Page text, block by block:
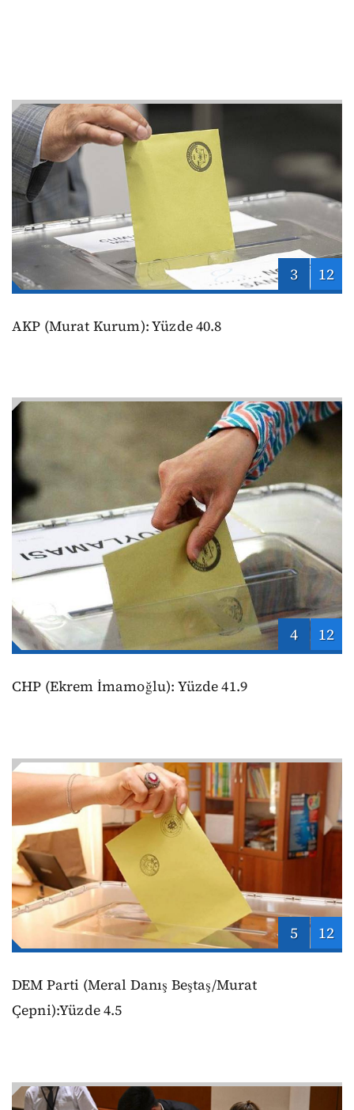
3 12
AKP (Murat Kurum): Yüzde 40.8
4 12
CHP (Ekrem İmamoğlu): Yüzde 41.9
5 12
DEM Parti (Meral Danış Beştaş/Murat
Çepni):Yüzde 4.5